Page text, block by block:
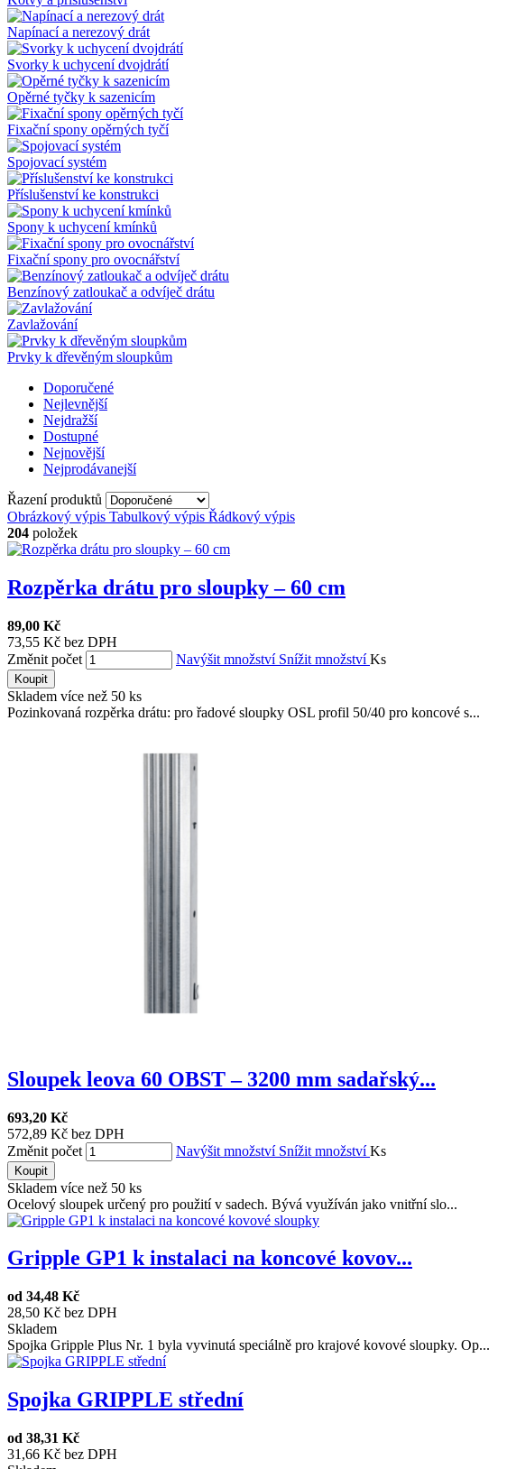
Napínací a nerezový drát
Svorky k uchycení dvojdrátí
Opěrné tyčky k sazenicím
Fixační spony opěrných tyčí
Spojovací systém
Příslušenství ke konstrukci
Spony k uchycení kmínků
Fixační spony pro ovocnářství
Benzínový zatloukač a odvíječ drátu
Zavlažování
Prvky k dřevěným sloupkům
Doporučené
Nejlevnější
Nejdražší
Dostupné
Nejnovější
Nejprodávanejší
Řazení produktů
Obrázkový výpis Tabulkový výpis Řádkový výpis
204 položek
Rozpěrka drátu pro sloupky – 60 cm
89,00 Kč
73,55 Kč bez DPH
Změnit počet
Navýšit množství Snížit množstvíKs
Koupit
Skladem více než 50 ks
Pozinkovaná rozpěrka drátu: pro řadové sloupky OSL profil 50/40 pro koncové s...
Sloupek leova 60 OBST – 3200 mm sadařský...
693,20 Kč
572,89 Kč bez DPH
Změnit počet
Navýšit množství Snížit množstvíKs
Koupit
Skladem více než 50 ks
Ocelový sloupek určený pro použití v sadech. Bývá využíván jako vnitřní slo...
Gripple GP1 k instalaci na koncové kovov...
od 34,48 Kč
28,50 Kč bez DPH
Skladem
Spojka Gripple Plus Nr. 1 byla vyvinutá speciálně pro krajové kovové sloupky. Op...
Spojka GRIPPLE střední
od 38,31 Kč
31,66 Kč bez DPH